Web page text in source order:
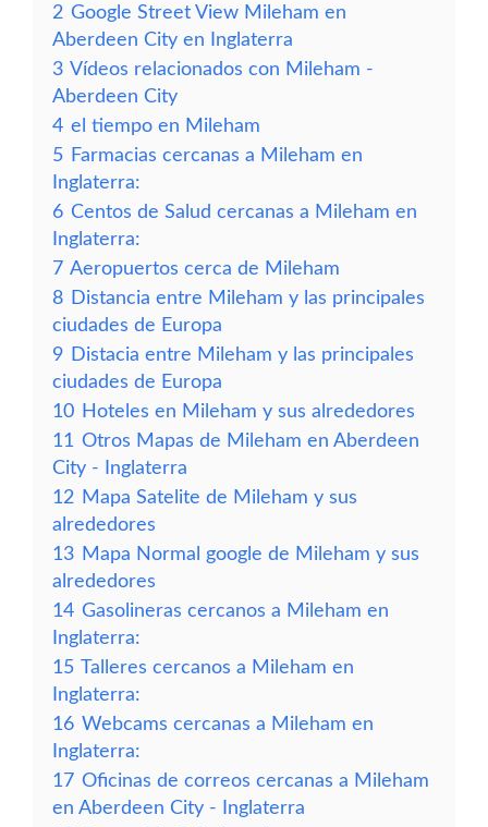
2 Google Street View Mileham en
Aberdeen City en Inglaterra
3 Vídeos relacionados con Mileham -
Aberdeen City
4 el tiempo en Mileham
5 Farmacias cercanas a Mileham en
Inglaterra:
6 Centos de Salud cercanas a Mileham en
Inglaterra:
7 Aeropuertos cerca de Mileham
8 Distancia entre Mileham y las principales
ciudades de Europa
9 Distacia entre Mileham y las principales
ciudades de Europa
10 Hoteles en Mileham y sus alrededores
11 Otros Mapas de Mileham en Aberdeen
City - Inglaterra
12 Mapa Satelite de Mileham y sus
alrededores
13 Mapa Normal google de Mileham y sus
alrededores
14 Gasolineras cercanos a Mileham en
Inglaterra:
15 Talleres cercanos a Mileham en
Inglaterra:
16 Webcams cercanas a Mileham en
Inglaterra:
17 Oficinas de correos cercanas a Mileham
en Aberdeen City - Inglaterra